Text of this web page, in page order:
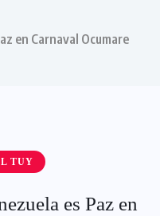
en Carnaval Ocumare
TUY
es Paz en